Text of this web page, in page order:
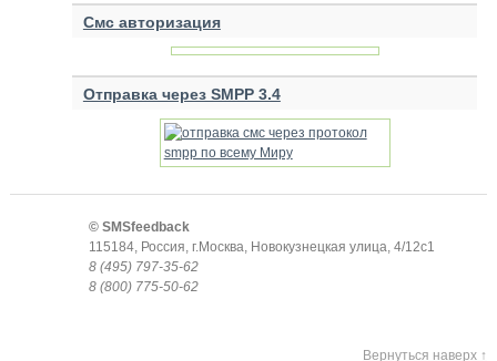
Смс авторизация
Отправка через SMPP 3.4
© SMSfeedback
115184, Россия, г.Москва, Новокузнецкая улица, 4/12с1
8 (495) 797-35-62
8 (800) 775-50-62
Вернуться наверх ↑